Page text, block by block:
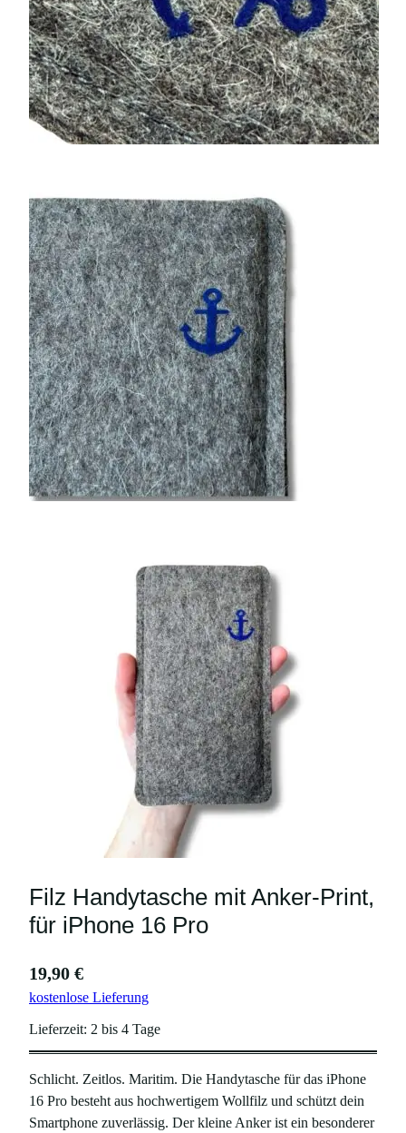
Filz Handytasche mit Anker-Print,
für iPhone 16 Pro
19,90 €
kostenlose Lieferung
Lieferzeit: 2 bis 4 Tage
Schlicht. Zeitlos. Maritim. Die Handytasche für das iPhone
16 Pro besteht aus hochwertigem Wollfilz und schützt dein
Smartphone zuverlässig. Der kleine Anker ist ein besonderer